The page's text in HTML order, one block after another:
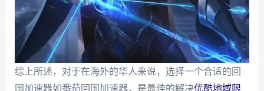
综上所述，对于在海外的华人来说，选择一个合适的回
国加速器如番茄回国加速器，是最佳的解决优酷地域限